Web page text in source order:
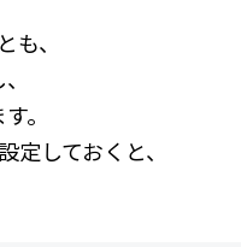
、
。
しておくと、